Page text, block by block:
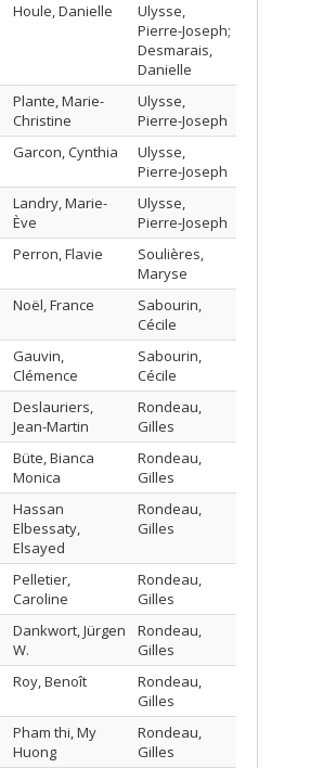
Houle, Danielle
Ulysse,
Pierre-Joseph;
Desmarais,
Danielle
Plante, Marie-
Christine
Ulysse,
Pierre-Joseph
Garcon, Cynthia
Ulysse,
Pierre-Joseph
Landry, Marie-
Ève
Ulysse,
Pierre-Joseph
Perron, Flavie
Soulières,
Maryse
Noël, France
Sabourin,
Cécile
Gauvin,
Clémence
Sabourin,
Cécile
Deslauriers,
Jean-Martin
Rondeau,
Gilles
Büte, Bianca
Monica
Rondeau,
Gilles
Hassan
Elbessaty,
Elsayed
Rondeau,
Gilles
Pelletier,
Caroline
Rondeau,
Gilles
Dankwort, Jürgen
W.
Rondeau,
Gilles
Roy, Benoît
Rondeau,
Gilles
Pham thi, My
Huong
Rondeau,
Gilles